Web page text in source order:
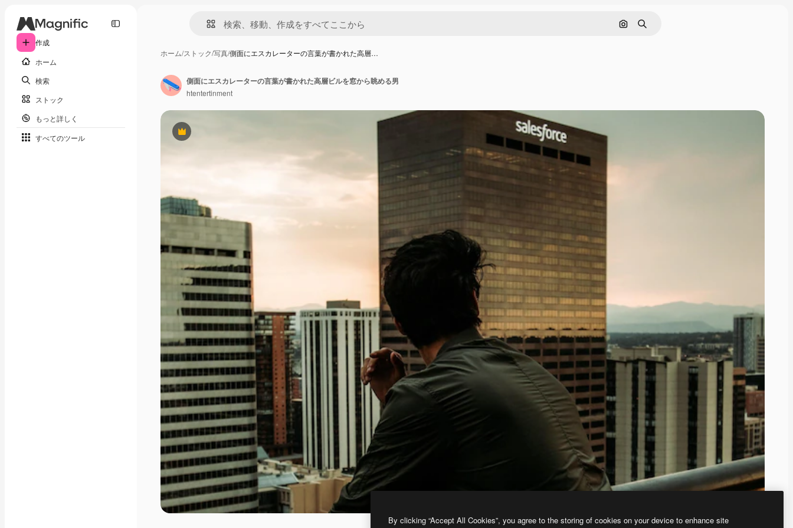
作成
ホーム
検索
ストック
もっと詳しく
すべてのツール
画像で検索
検索
ホーム/ストック/写真/側面にエスカレーターの言葉が書かれた高層…
Premium
側面にエスカレーターの言葉が書かれた高層ビルを窓から眺める男
htentertinment
By clicking “Accept All Cookies”, you agree to the storing of cookies on your device to enhance site